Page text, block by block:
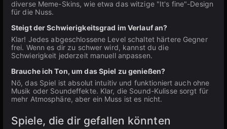
diverse Meme-Skins, wie etwa das witzige "It's fine"-Design
für die Nuss.
Steigt der Schwierigkeitsgrad im Verlauf an?
Klar! Jedes abgeschlossene Level schaltet härtere Gegner
frei. Wenn es dir zu schwer wird, kannst du die
Schwierigkeit jederzeit manuell anpassen.
Brauche ich Ton, um das Spiel zu genießen?
Nö, das Spiel ist absolut intuitiv und funktioniert auch ohne
Musik oder Soundeffekte. Klar, die Sound-Kulisse sorgt für
mehr Atmosphäre, aber ein Muss ist es nicht.
Spiele, die dir gefallen könnten